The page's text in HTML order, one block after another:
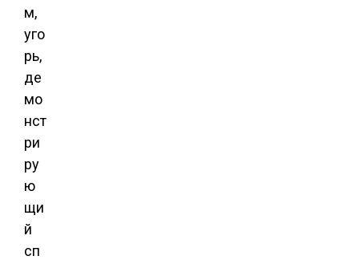
м,
уго
рь,
де
мо
нст
ри
ру
ю
щи
й
сп